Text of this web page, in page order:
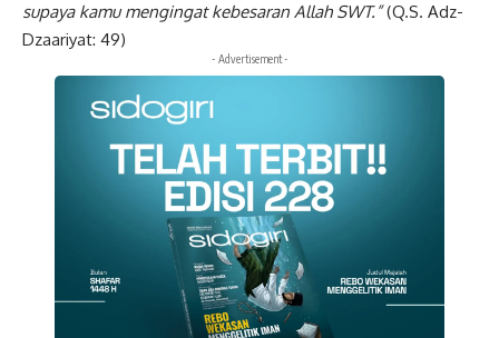
supaya kamu mengingat kebesaran Allah SWT.”(Q.S. Adz-
Dzaariyat: 49)
- Advertisement -